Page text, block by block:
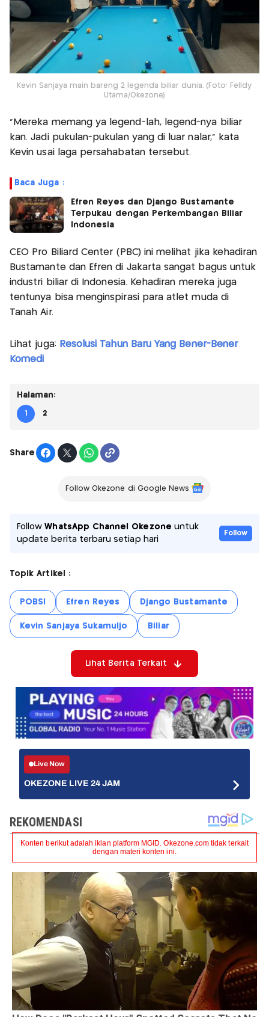
Kevin Sanjaya main bareng 2 legenda biliar dunia. (Foto: Felldy
Utama/Okezone)
"Mereka memang ya legend-lah, legend-nya biliar
kan. Jadi pukulan-pukulan yang di luar nalar," kata
Kevin usai laga persahabatan tersebut.
Baca Juga :
Efren Reyes dan Django Bustamante
Terpukau dengan Perkembangan Biliar
Indonesia
CEO Pro Biliard Center (PBC) ini melihat jika kehadiran
Bustamante dan Efren di Jakarta sangat bagus untuk
industri biliar di Indonesia. Kehadiran mereka juga
tentunya bisa menginspirasi para atlet muda di
Tanah Air.
Lihat juga: Resolusi Tahun Baru Yang Bener-Bener
Komedi
Halaman:
1 2
Share
Follow Okezone di Google News
FollowWhatsApp Channel Okezone untuk
update berita terbaru setiap hari
Follow
Topik Artikel :
POBSI Efren Reyes Django Bustamante
Kevin Sanjaya Sukamuljo Biliar
Lihat Berita Terkait
Live Now
OKEZONE LIVE 24 JAM